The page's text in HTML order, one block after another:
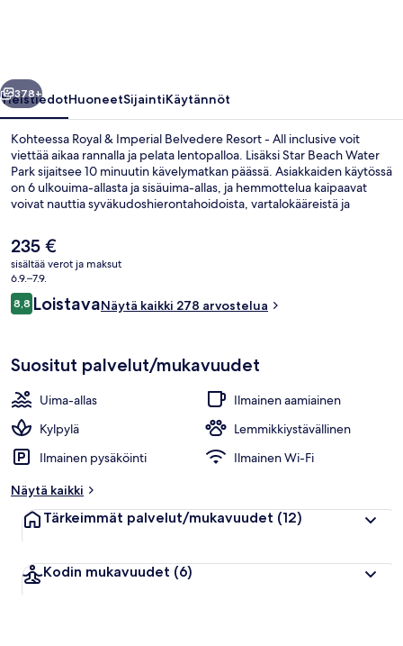
inclusive
valokuvagalleria
Seuraava
378+
YleistiedotHuoneetSijaintiKäytännöt
Kohteessa Royal & Imperial Belvedere Resort - All inclusive voit
viettää aikaa rannalla ja pelata lentopalloa. Lisäksi Star Beach Water
Park sijaitsee 10 minuutin kävelymatkan päässä. Asiakkaiden käytössä
on 6 ulkouima-allasta ja sisäuima-allas, ja hemmottelua kaipaavat
voivat nauttia syväkudoshierontahoidoista, vartalokääreistä ja
aamiaisen, lounaan ja illallisen ja sen erikoisuuksiin kuuluu
kansainvälinen keittiö. Muihin tämän all inclusive -tyyppisen
majoituspaikan mukavuuksiin kuuluvat 3 allasbaaria, yökerho ja
maksuton lastenkerho.
Nykyinen
hinta
on
235 €
235 €
sisältää verot ja maksut
6.9.–7.9.
Arvostelut
8,88,8 kautta 10.
LoistavaNäytä kaikki 278 arvostelua
Suositut palvelut/mukavuudet
Uima-allas
Ilmainen aamiainen
Kylpylä
Lemmikkiystävällinen
Ilmainen pysäköinti
Ilmainen Wi-Fi
Näytä kaikki
Tärkeimmät palvelut/mukavuudet (12)
Kodin mukavuudet (6)